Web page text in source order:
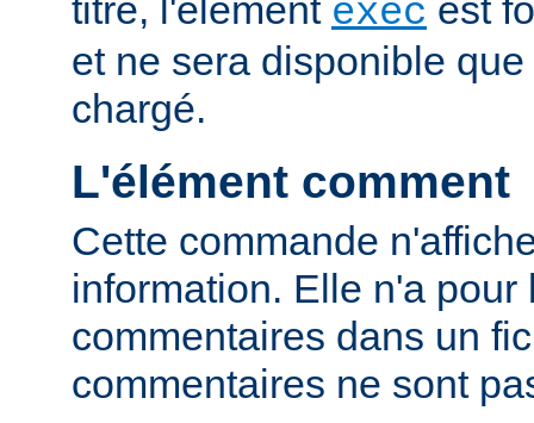
titre, l'élément exec est
et ne sera disponible
chargé.
L'élément comment
Cette commande
information. Elle n'a pour
commentaires dans un
commentaires ne sont